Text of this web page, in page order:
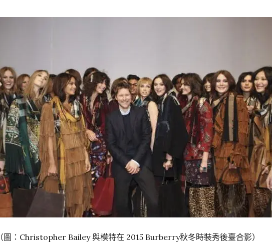
（圖：Christopher Bailey 與模特在 2015 Burberry秋冬時裝秀後臺合影）